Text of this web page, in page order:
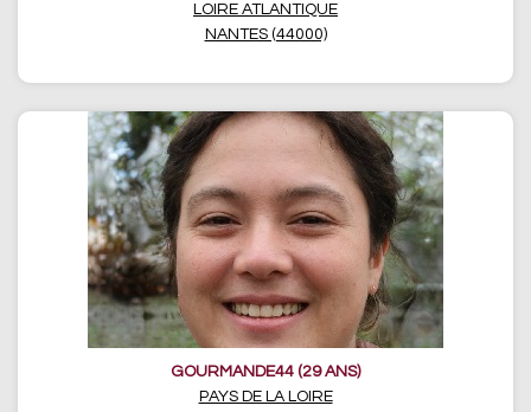
LOIRE ATLANTIQUE
NANTES (44000)
GOURMANDE44 (29 ANS)
PAYS DE LA LOIRE